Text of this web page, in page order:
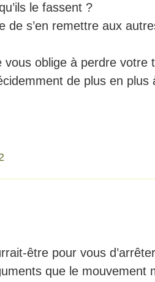
le fassent ?
de s’en remettre aux
vous oblige à perdre votre
de plus en plus
être pour vous
que le mouvement